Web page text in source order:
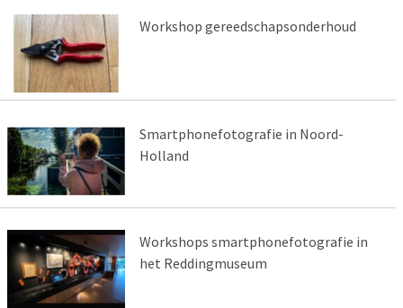
Workshop gereedschapsonderhoud
Smartphonefotografie in Noord-
Holland
Workshops smartphonefotografie in
het Reddingmuseum